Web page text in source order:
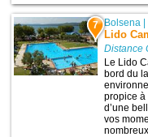
7 Bolsena
Lido
Distance
Le Lido
bord du
propice à
d’une
vos